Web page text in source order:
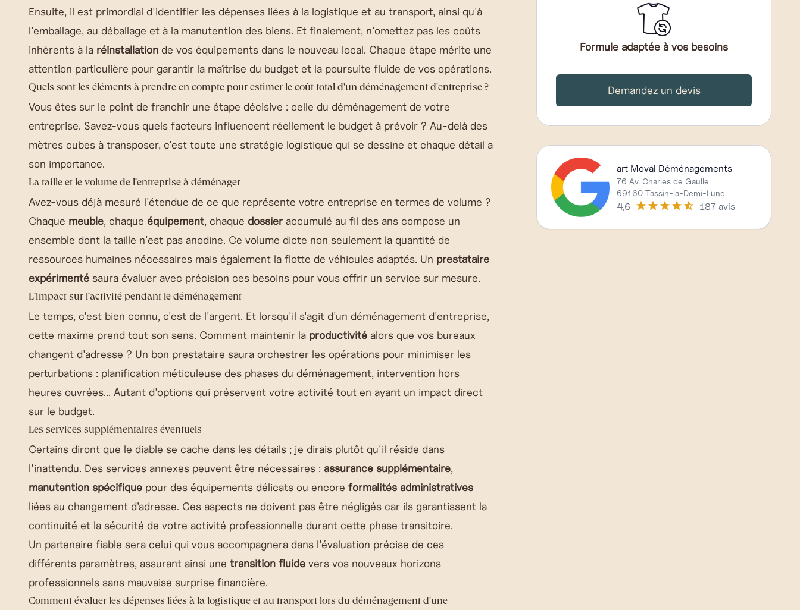
Ensuite, il est primordial d'identifier les dépenses liées à la logistique et au transport, ainsi qu'à
l'emballage, au déballage et à la manutention des biens. Et finalement, n'omettez pas les coûts
inhérents à la réinstallation de vos équipements dans le nouveau local. Chaque étape mérite une
attention particulière pour garantir la maîtrise du budget et la poursuite fluide de vos opérations.
Quels sont les éléments à prendre en compte pour estimer le coût total d'un déménagement d'entreprise ?
Vous êtes sur le point de franchir une étape décisive : celle du déménagement de votre
entreprise. Savez-vous quels facteurs influencent réellement le budget à prévoir ? Au-delà des
mètres cubes à transposer, c'est toute une stratégie logistique qui se dessine et chaque détail a
son importance.
La taille et le volume de l'entreprise à déménager
Avez-vous déjà mesuré l'étendue de ce que représente votre entreprise en termes de volume ?
Chaque meuble, chaque équipement, chaque dossier accumulé au fil des ans compose un
ensemble dont la taille n'est pas anodine. Ce volume dicte non seulement la quantité de
ressources humaines nécessaires mais également la flotte de véhicules adaptés. Un prestataire
expérimenté saura évaluer avec précision ces besoins pour vous offrir un service sur mesure.
L'impact sur l'activité pendant le déménagement
Le temps, c'est bien connu, c'est de l'argent. Et lorsqu'il s'agit d'un déménagement d'entreprise,
cette maxime prend tout son sens. Comment maintenir la productivité alors que vos bureaux
changent d'adresse ? Un bon prestataire saura orchestrer les opérations pour minimiser les
perturbations : planification méticuleuse des phases du déménagement, intervention hors
heures ouvrées... Autant d'options qui préservent votre activité tout en ayant un impact direct
sur le budget.
Les services supplémentaires éventuels
Certains diront que le diable se cache dans les détails ; je dirais plutôt qu'il réside dans
l'inattendu. Des services annexes peuvent être nécessaires : assurance supplémentaire,
manutention spécifique pour des équipements délicats ou encore formalités administratives
liées au changement d’adresse. Ces aspects ne doivent pas être négligés car ils garantissent la
continuité et la sécurité de votre activité professionnelle durant cette phase transitoire.
Un partenaire fiable sera celui qui vous accompagnera dans l'évaluation précise de ces
différents paramètres, assurant ainsi une transition fluide vers vos nouveaux horizons
professionnels sans mauvaise surprise financière.
Comment évaluer les dépenses liées à la logistique et au transport lors du déménagement d'une
Formule adaptée à vos besoins
Demandez un devis
art Moval Déménagements
76 Av. Charles de Gaulle
69160 Tassin-la-Demi-Lune
4,6 187 avis